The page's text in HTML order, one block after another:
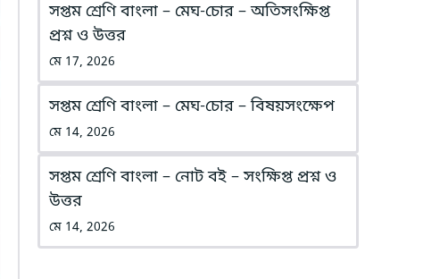
সপ্তম শ্রেণি বাংলা – মেঘ-চোর – অতিসংক্ষিপ্ত
প্রশ্ন ও উত্তর
মে 17, 2026
সপ্তম শ্রেণি বাংলা – মেঘ-চোর – বিষয়সংক্ষেপ
মে 14, 2026
সপ্তম শ্রেণি বাংলা – নোট বই – সংক্ষিপ্ত প্রশ্ন ও
উত্তর
মে 14, 2026